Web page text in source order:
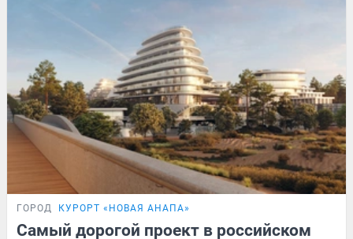
ГОРОД КУРОРТ «НОВАЯ АНАПА»
Самый дорогой проект в российском